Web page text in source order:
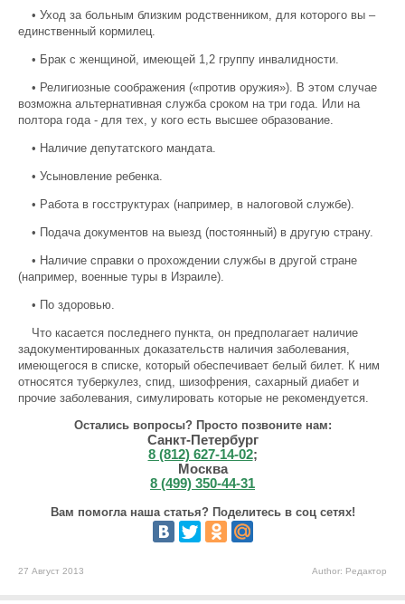
• Уход за больным близким родственником, для которого вы –
единственный кормилец.
• Брак с женщиной, имеющей 1,2 группу инвалидности.
• Религиозные соображения («против оружия»). В этом случае
возможна альтернативная служба сроком на три года. Или на
полтора года - для тех, у кого есть высшее образование.
• Наличие депутатского мандата.
• Усыновление ребенка.
• Работа в госструктурах (например, в налоговой службе).
• Подача документов на выезд (постоянный) в другую страну.
• Наличие справки о прохождении службы в другой стране
(например, военные туры в Израиле).
• По здоровью.
Что касается последнего пункта, он предполагает наличие
задокументированных доказательств наличия заболевания,
имеющегося в списке, который обеспечивает белый билет. К ним
относятся туберкулез, спид, шизофрения, сахарный диабет и
прочие заболевания, симулировать которые не рекомендуется.
Остались вопросы? Просто позвоните нам:
Санкт-Петербург
8 (812) 627-14-02;
Москва
8 (499) 350-44-31
Вам помогла наша статья? Поделитесь в соц сетях!
27 Август 2013 Author: Редактор